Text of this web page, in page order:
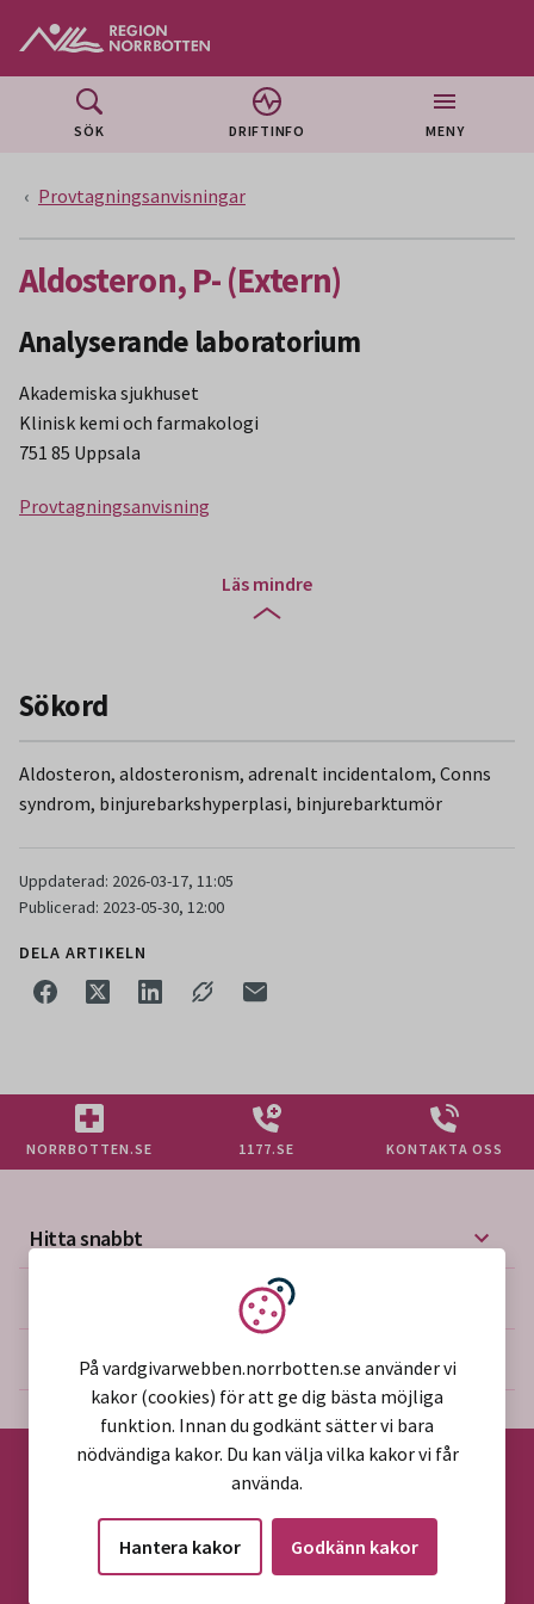
SÖK DRIFTINFO MENY
Provtagningsanvisningar
Aldosteron, P- (Extern)
Analyserande laboratorium
Akademiska sjukhuset
Klinisk kemi och farmakologi
751 85 Uppsala
Provtagningsanvisning
Läs mindre
Sökord
Aldosteron, aldosteronism, adrenalt incidentalom, Conns
syndrom, binjurebarkshyperplasi, binjurebarktumör
Uppdaterad: 2026-03-17, 11:05
Publicerad: 2023-05-30, 12:00
DELA ARTIKELN
NORRBOTTEN.SE 1177.SE KONTAKTA OSS
Hitta snabbt
Mer på vårdgivarwebben
Om webbplatsen
©2026 Region Norrbotten
Vi använder kakor
På vardgivarwebben.norrbotten.se använder vi
kakor (cookies) för att ge dig bästa möjliga
funktion. Innan du godkänt sätter vi bara
nödvändiga kakor. Du kan välja vilka kakor vi får
använda.
Hantera kakor Godkänn kakor